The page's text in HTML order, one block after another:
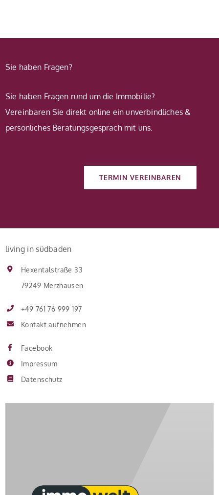
Sie haben Fragen?
Sie haben Fragen rund um die Immobilie?
Vereinbaren Sie direkt online ein unverbindliches &
persönliches Beratungsgespräch mit uns.
TERMIN VEREINBAREN
living in südbaden
Hexentalstraße 33
79249 Merzhausen
+49 761 76 999 197
Kontakt aufnehmen
Facebook
Impressum
Datenschutz